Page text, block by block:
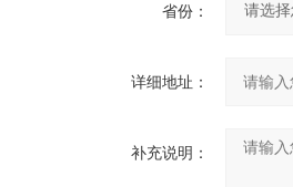
省份：
详细地址：
补充说明：